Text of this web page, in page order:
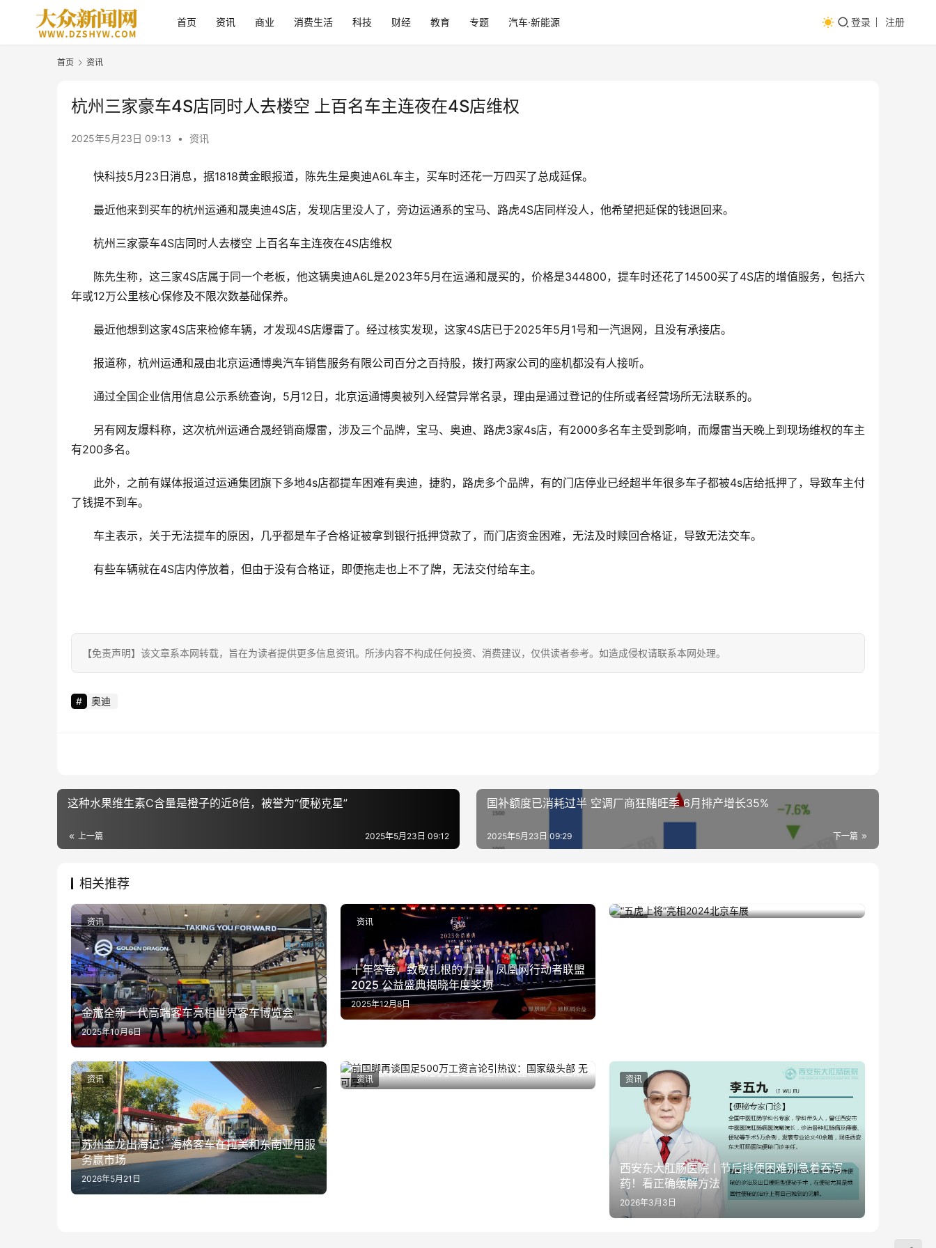
首页 资讯 商业 消费生活 科技 财经 教育 专题 汽车·新能源 登录 注册
首页 资讯
杭州三家豪车4S店同时人去楼空 上百名车主连夜在4S店维权
2025年5月23日 09:13 • 资讯
快科技5月23日消息，据1818黄金眼报道，陈先生是奥迪A6L车主，买车时还花一万四买了总成延保。
最近他来到买车的杭州运通和晟奥迪4S店，发现店里没人了，旁边运通系的宝马、路虎4S店同样没人，他希望把延保的钱退回来。
杭州三家豪车4S店同时人去楼空 上百名车主连夜在4S店维权
陈先生称，这三家4S店属于同一个老板，他这辆奥迪A6L是2023年5月在运通和晟买的，价格是344800，提车时还花了14500买了4S店的增值服务，包括六
年或12万公里核心保修及不限次数基础保养。
最近他想到这家4S店来检修车辆，才发现4S店爆雷了。经过核实发现，这家4S店已于2025年5月1号和一汽退网，且没有承接店。
报道称，杭州运通和晟由北京运通博奥汽车销售服务有限公司百分之百持股，拨打两家公司的座机都没有人接听。
通过全国企业信用信息公示系统查询，5月12日，北京运通博奥被列入经营异常名录，理由是通过登记的住所或者经营场所无法联系的。
另有网友爆料称，这次杭州运通合晟经销商爆雷，涉及三个品牌，宝马、奥迪、路虎3家4s店，有2000多名车主受到影响，而爆雷当天晚上到现场维权的车主
有200多名。
此外，之前有媒体报道过运通集团旗下多地4s店都提车困难有奥迪，捷豹，路虎多个品牌，有的门店停业已经超半年很多车子都被4s店给抵押了，导致车主付
了钱提不到车。
车主表示，关于无法提车的原因，几乎都是车子合格证被拿到银行抵押贷款了，而门店资金困难，无法及时赎回合格证，导致无法交车。
有些车辆就在4S店内停放着，但由于没有合格证，即便拖走也上不了牌，无法交付给车主。
【免责声明】该文章系本网转载，旨在为读者提供更多信息资讯。所涉内容不构成任何投资、消费建议，仅供读者参考。如造成侵权请联系本网处理。
奥迪
这种水果维生素C含量是橙子的近8倍，被誉为“便秘克星”
上一篇 2025年5月23日 09:12
国补额度已消耗过半 空调厂商狂赌旺季 6月排产增长35%
下一篇
2025年5月23日 09:29
相关推荐
金旅全新一代高端客车亮相世界客车博览会
2025年10月6日
资讯
十年答卷，致敬扎根的力量！凤凰网行动者联盟
2025 公益盛典揭晓年度奖项
2025年12月8日
资讯 “五虎上将”亮相2024北京车展
2024年4月26日
苏州金龙出海记：海格客车在拉美和东南亚用服
务赢市场
2026年5月21日
资讯
前国脚再谈国足500万工资言论引热议：国家级
2025年6月21日
资讯
西安东大肛肠医院丨节后排便困难别急着吞泻
药！看正确缓解方法
2026年3月3日
资讯